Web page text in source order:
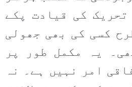
کی قیادت پکے
کسی کی بھی جھولی
یہ مکمل طور پر
امر نہیں ہے۔ نہ